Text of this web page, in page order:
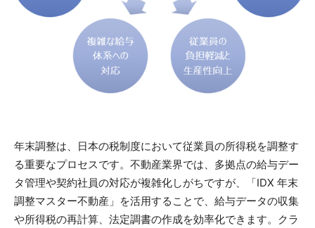
年末調整は、日本の税制度において従業員の所得税を調整す
る重要なプロセスです。不動産業界では、多拠点の給与デー
タ管理や契約社員の対応が複雑化しがちですが、「IDX 年末
調整マスター不動産」を活用することで、給与データの収集
や所得税の再計算、法定調書の作成を効率化できます。クラ